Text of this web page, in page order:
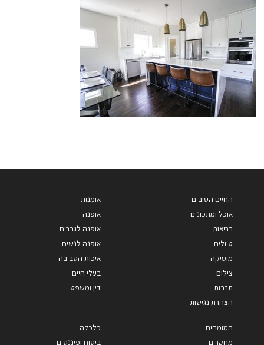
החיים הטובים
אוכל ומתכונים
בריאות
טיולים
מוסיקה
צילום
תרבות
הצהרת נגישות
אומנות
אופנה
אופנה לגברים
אופנה לנשים
איכות הסביבה
בעלי חיים
דין ומשפט
המומחים
מחקרים
כלכלה
ביטוח ופיננסים